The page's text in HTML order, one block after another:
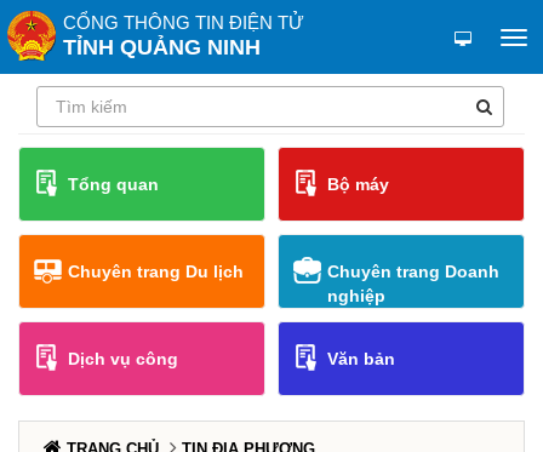
CỔNG THÔNG TIN ĐIỆN TỬ
TỈNH QUẢNG NINH
Tổng quan Bộ máy
Chuyên trang Du lịch
Chuyên trang Doanh
nghiệp
Dịch vụ công Văn bản